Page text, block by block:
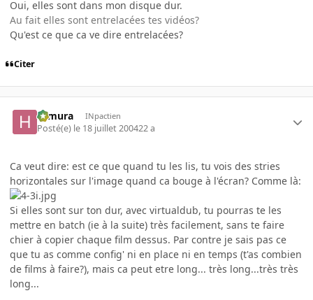
Oui, elles sont dans mon disque dur.
Au fait elles sont entrelacées tes vidéos?
Qu'est ce que ca ve dire entrelacées?
Citer
Himura INpactien
Posté(e) le 18 juillet 200422 a
Ca veut dire: est ce que quand tu les lis, tu vois des stries
horizontales sur l'image quand ca bouge à l'écran? Comme là:
Si elles sont sur ton dur, avec virtualdub, tu pourras te les
mettre en batch (ie à la suite) très facilement, sans te faire
chier à copier chaque film dessus. Par contre je sais pas ce
que tu as comme config' ni en place ni en temps (t'as combien
de films à faire?), mais ca peut etre long... très long...très très
long...